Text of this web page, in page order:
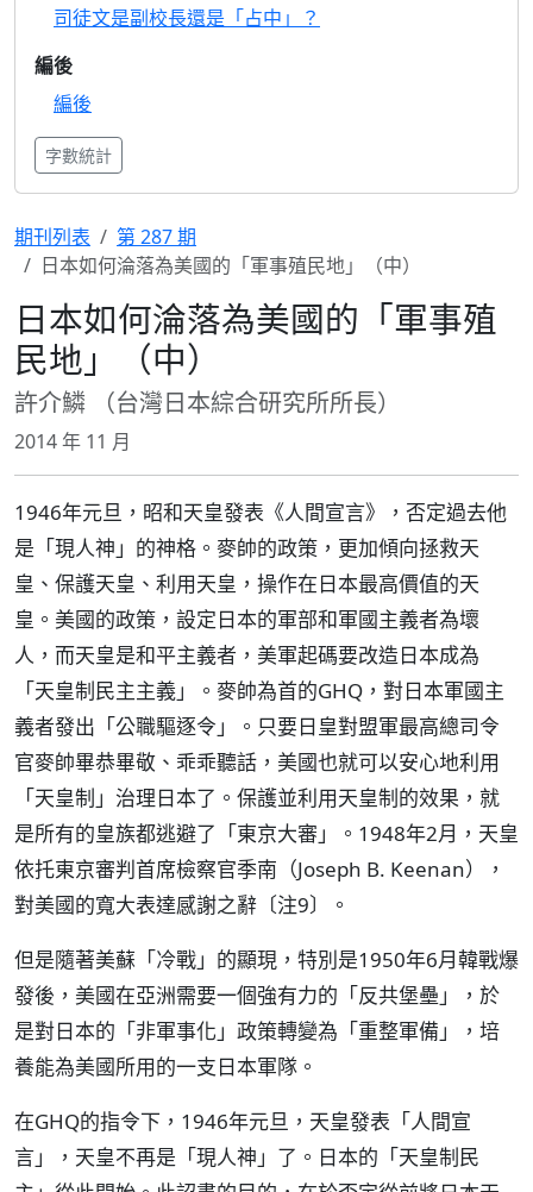
司徒文是副校長還是「占中」？
編後
編後
字數統計
期刊列表
第 287 期
日本如何淪落為美國的「軍事殖民地」（中）
日本如何淪落為美國的「軍事殖
民地」（中）
許介鱗 （台灣日本綜合研究所所長）
2014 年 11 月
1946年元旦，昭和天皇發表《人間宣言》，否定過去他
是「現人神」的神格。麥帥的政策，更加傾向拯救天
皇、保護天皇、利用天皇，操作在日本最高價值的天
皇。美國的政策，設定日本的軍部和軍國主義者為壞
人，而天皇是和平主義者，美軍起碼要改造日本成為
「天皇制民主主義」。麥帥為首的GHQ，對日本軍國主
義者發出「公職驅逐令」。只要日皇對盟軍最高總司令
官麥帥畢恭畢敬、乖乖聽話，美國也就可以安心地利用
「天皇制」治理日本了。保護並利用天皇制的效果，就
是所有的皇族都逃避了「東京大審」。1948年2月，天皇
依托東京審判首席檢察官季南（Joseph B. Keenan），
對美國的寬大表達感謝之辭〔注9〕。
但是隨著美蘇「冷戰」的顯現，特別是1950年6月韓戰爆
發後，美國在亞洲需要一個強有力的「反共堡壘」，於
是對日本的「非軍事化」政策轉變為「重整軍備」，培
養能為美國所用的一支日本軍隊。
在GHQ的指令下，1946年元旦，天皇發表「人間宣
言」，天皇不再是「現人神」了。日本的「天皇制民